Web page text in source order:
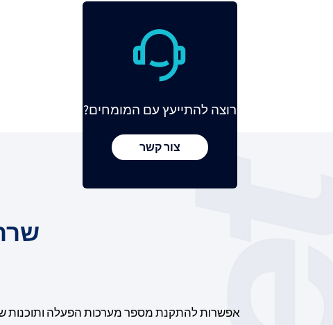
רוצה להתייעץ עם המומחים?
צור קשר
אפשרות להתקנת מספר מערכות הפעלה ותוכנות